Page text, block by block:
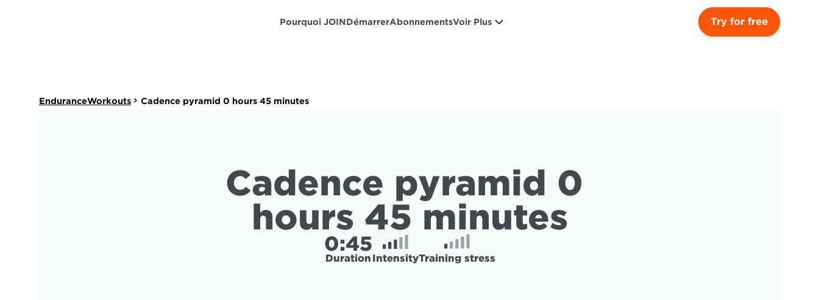
Pourquoi JOINDémarrerAbonnementsVoir Plus Try for free
EnduranceWorkouts Cadence pyramid 0 hours 45 minutes
Cadence pyramid 0
hours 45 minutes
0:45
Duration IntensityTraining stress